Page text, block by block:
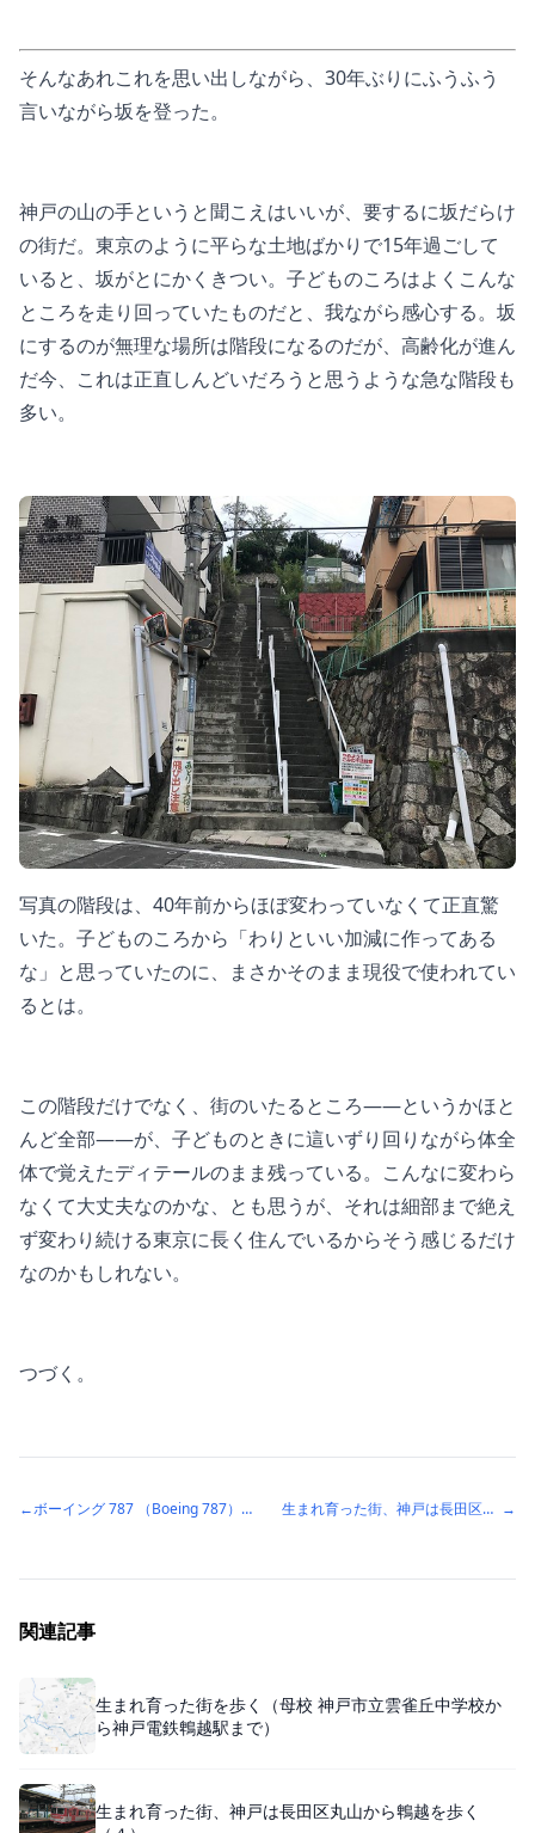
そんなあれこれを思い出しながら、30年ぶりにふうふう
言いながら坂を登った。
神戸の山の手というと聞こえはいいが、要するに坂だらけ
の街だ。東京のように平らな土地ばかりで15年過ごして
いると、坂がとにかくきつい。子どものころはよくこんな
ところを走り回っていたものだと、我ながら感心する。坂
にするのが無理な場所は階段になるのだが、高齢化が進ん
だ今、これは正直しんどいだろうと思うような急な階段も
多い。
写真の階段は、40年前からほぼ変わっていなくて正直驚
いた。子どものころから「わりといい加減に作ってある
な」と思っていたのに、まさかそのまま現役で使われてい
るとは。
この階段だけでなく、街のいたるところ——というかほと
んど全部——が、子どものときに這いずり回りながら体全
体で覚えたディテールのまま残っている。こんなに変わら
なくて大丈夫なのかな、とも思うが、それは細部まで絶え
ず変わり続ける東京に長く住んでいるからそう感じるだけ
なのかもしれない。
つづく。
← ボーイング 787 （Boeing 787）トラブル多いのかな？ 生まれ育った街、神戸は長田区丸山から鵯越を歩く（２）。 →
関連記事
生まれ育った街を歩く（母校 神戸市立雲雀丘中学校か
ら神戸電鉄鵯越駅まで）
生まれ育った街、神戸は長田区丸山から鵯越を歩く